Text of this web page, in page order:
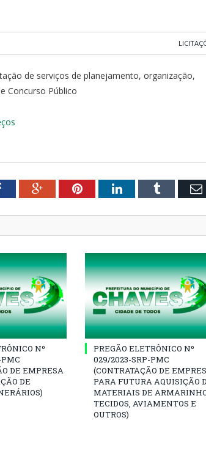
de serviços de planejamento, organização,
Concurso Público
FacebookGoogle+PinterestLinkedInTumblr
Nº
DE EMPRESA
DE
PREGÃO ELETRÔNICO Nº
029/2023-SRP-PMC
(CONTRATAÇÃO DE
PARA FUTURA AQUISIÇÃO
MATERIAIS DE
TECIDOS, AVIAMENTOS E
OUTROS)